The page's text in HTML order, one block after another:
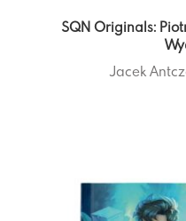
SQN Originals:
Jacek